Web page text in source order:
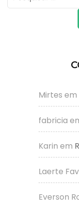
por:
Mirtes em
fabricia
Karin em
Laerte
Everson